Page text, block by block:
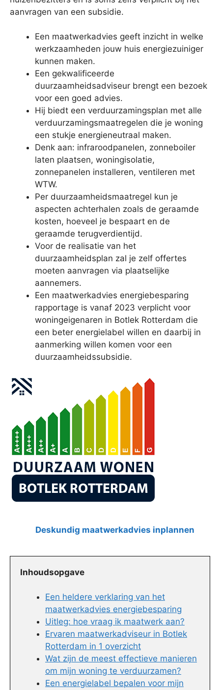
aanvragen van een subsidie.
Een maatwerkadvies geeft inzicht in welke
werkzaamheden jouw huis energiezuiniger
kunnen maken.
Een gekwalificeerde
duurzaamheidsadviseur brengt een bezoek
voor een goed advies.
Hij biedt een verduurzamingsplan met alle
verduurzamingsmaatregelen die je woning
een stukje energieneutraal maken.
Denk aan: infraroodpanelen, zonneboiler
laten plaatsen, woningisolatie,
zonnepanelen installeren, ventileren met
WTW.
Per duurzaamheidsmaatregel kun je
aspecten achterhalen zoals de geraamde
kosten, hoeveel je bespaart en de
geraamde terugverdientijd.
Voor de realisatie van het
duurzaamheidsplan zal je zelf offertes
moeten aanvragen via plaatselijke
aannemers.
Een maatwerkadvies energiebesparing
rapportage is vanaf 2023 verplicht voor
woningeigenaren in Botlek Rotterdam die
een beter energielabel willen en daarbij in
aanmerking willen komen voor een
duurzaamheidssubsidie.
Deskundig maatwerkadvies inplannen
Inhoudsopgave
Een heldere verklaring van het
maatwerkadvies energiebesparing
Uitleg: hoe vraag ik maatwerk aan?
Ervaren maatwerkadviseur in Botlek
Rotterdam in 1 overzicht
Wat zijn de meest effectieve manieren
om mijn woning te verduurzamen?
Een energielabel bepalen voor mijn